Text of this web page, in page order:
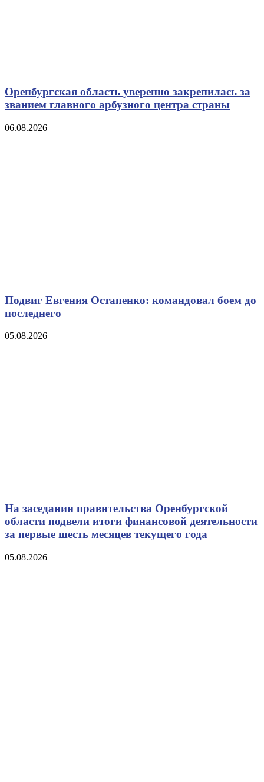
Оренбургская область уверенно закрепилась за
званием главного арбузного центра страны
06.08.2026
Подвиг Евгения Остапенко: командовал боем до
последнего
05.08.2026
На заседании правительства Оренбургской
области подвели итоги финансовой деятельности
за первые шесть месяцев текущего года
05.08.2026